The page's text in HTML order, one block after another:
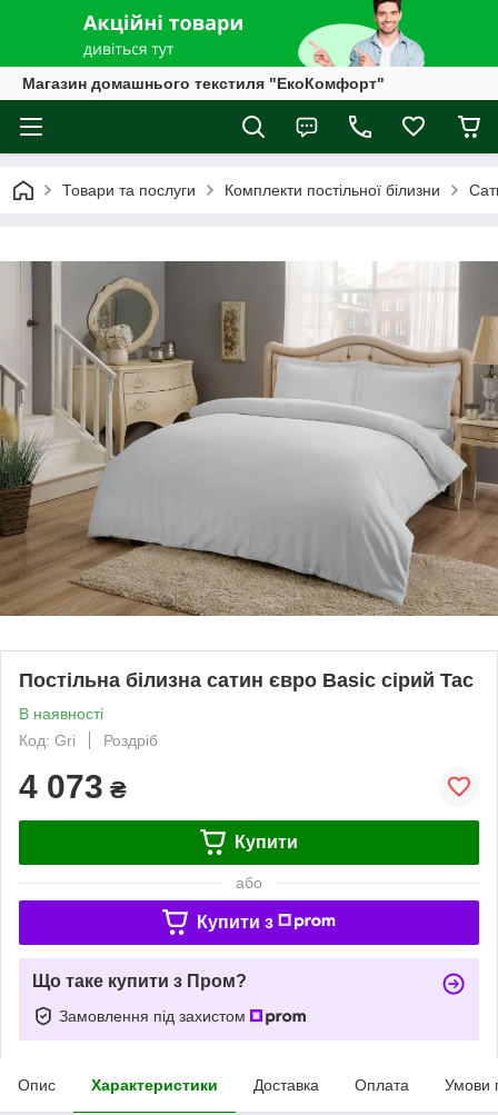
Магазин домашнього текстиля "ЕкоКомфорт"
Товари та послуги Комплекти постільної білизни
Постільна білизна сатин євро Basic сірий Tac
В наявності
Код: Gri
Роздріб
4 073 ₴
Купити
або
Купити з
Що таке купити з Пром?
Замовлення під захистом
Опис Характеристики Доставка Оплата Умови